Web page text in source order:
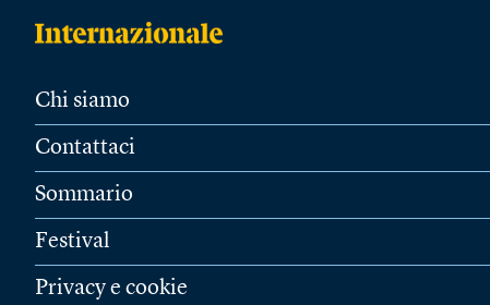
Chi siamo
Contattaci
Sommario
Festival
Privacy e cookie